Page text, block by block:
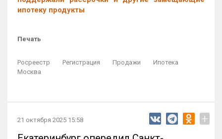
ипотеку продукты
Печать
Росреестр Регистрация Продажи
Ипотека
Москва
21 октября 2025 15:58 +